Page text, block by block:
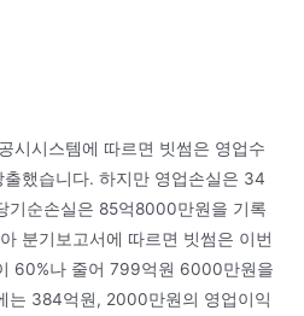
시시스템에 따르면 빗썸은 영업수
했습니다. 하지만 영업손실은 34
기순손실은 85억8000만원을 기록
분기보고서에 따르면 빗썸은 이번
60%나 줄어 799억원 6000만원을
는 384억원, 2000만원의 영업이익